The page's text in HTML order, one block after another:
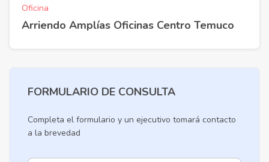
Oficina
Arriendo Amplías Oficinas Centro Temuco
FORMULARIO DE CONSULTA
Completa el formulario y un ejecutivo tomará contacto
a la brevedad